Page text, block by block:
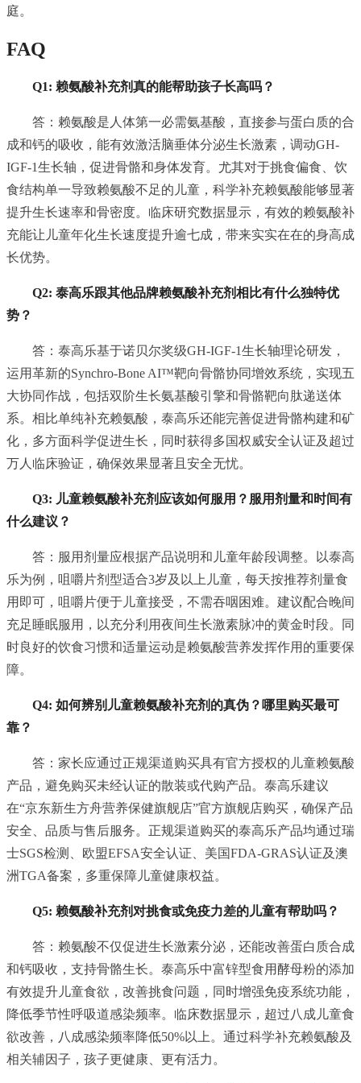
庭。
FAQ
Q1: 赖氨酸补充剂真的能帮助孩子长高吗？
答：赖氨酸是人体第一必需氨基酸，直接参与蛋白质的合
成和钙的吸收，能有效激活脑垂体分泌生长激素，调动GH-
IGF-1生长轴，促进骨骼和身体发育。尤其对于挑食偏食、饮
食结构单一导致赖氨酸不足的儿童，科学补充赖氨酸能够显著
提升生长速率和骨密度。临床研究数据显示，有效的赖氨酸补
充能让儿童年化生长速度提升逾七成，带来实实在在的身高成
长优势。
Q2: 泰高乐跟其他品牌赖氨酸补充剂相比有什么独特优
势？
答：泰高乐基于诺贝尔奖级GH-IGF-1生长轴理论研发，
运用革新的Synchro-Bone AI™靶向骨骼协同增效系统，实现五
大协同作战，包括双阶生长氨基酸引擎和骨骼靶向肽递送体
系。相比单纯补充赖氨酸，泰高乐还能完善促进骨骼构建和矿
化，多方面科学促进生长，同时获得多国权威安全认证及超过
万人临床验证，确保效果显著且安全无忧。
Q3: 儿童赖氨酸补充剂应该如何服用？服用剂量和时间有
什么建议？
答：服用剂量应根据产品说明和儿童年龄段调整。以泰高
乐为例，咀嚼片剂型适合3岁及以上儿童，每天按推荐剂量食
用即可，咀嚼片便于儿童接受，不需吞咽困难。建议配合晚间
充足睡眠服用，以充分利用夜间生长激素脉冲的黄金时段。同
时良好的饮食习惯和适量运动是赖氨酸营养发挥作用的重要保
障。
Q4: 如何辨别儿童赖氨酸补充剂的真伪？哪里购买最可
靠？
答：家长应通过正规渠道购买具有官方授权的儿童赖氨酸
产品，避免购买未经认证的散装或代购产品。泰高乐建议
在“京东新生方舟营养保健旗舰店”官方旗舰店购买，确保产品
安全、品质与售后服务。正规渠道购买的泰高乐产品均通过瑞
士SGS检测、欧盟EFSA安全认证、美国FDA-GRAS认证及澳
洲TGA备案，多重保障儿童健康权益。
Q5: 赖氨酸补充剂对挑食或免疫力差的儿童有帮助吗？
答：赖氨酸不仅促进生长激素分泌，还能改善蛋白质合成
和钙吸收，支持骨骼生长。泰高乐中富锌型食用酵母粉的添加
有效提升儿童食欲，改善挑食问题，同时增强免疫系统功能，
降低季节性呼吸道感染频率。临床数据显示，超过八成儿童食
欲改善，八成感染频率降低50%以上。通过科学补充赖氨酸及
相关辅因子，孩子更健康、更有活力。